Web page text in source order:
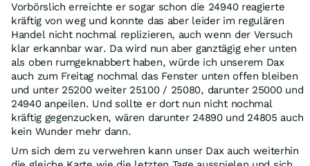
Vorbörslich erreichte er sogar schon die 24940 reagierte
kräftig von weg und konnte das aber leider im regulären
Handel nicht nochmal replizieren, auch wenn der Versuch
klar erkannbar war. Da wird nun aber ganztägig eher unten
als oben rumgeknabbert haben, würde ich unserem Dax
auch zum Freitag nochmal das Fenster unten offen bleiben
und unter 25200 weiter 25100 / 25080, darunter 25000 und
24940 anpeilen. Und sollte er dort nun nicht nochmal
kräftig gegenzucken, wären darunter 24890 und 24805 auch
kein Wunder mehr dann.
Um sich dem zu verwehren kann unser Dax auch weiterhin